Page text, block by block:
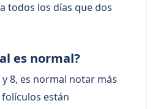
todos los días que dos
es normal?
8, es normal notar más
están